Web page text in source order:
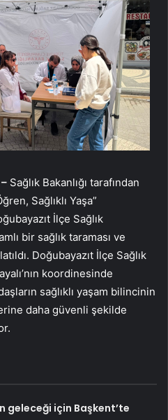
Sağlık Bakanlığı tarafından
Sağlıklı Yaşa”
İlçe Sağlık
bir sağlık taraması ve
Doğubayazıt İlçe Sağlık
koordinesinde
sağlıklı yaşam bilincinin
daha güvenli şekilde
geleceği için Başkent’te